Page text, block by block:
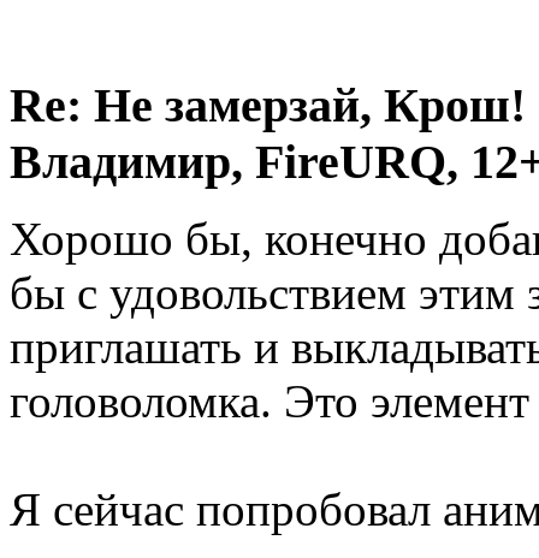
Re: Не замерзай,
Владимир, FireURQ,
Хорошо бы, конечно
бы с удовольствием этим
приглашать и
головоломка. Это
Я сейчас попробовал